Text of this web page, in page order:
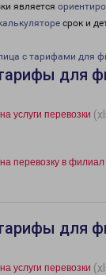
является
срок и
с тарифами для
для
услуги перевозки
перевозку в филиал
для
услуги перевозки